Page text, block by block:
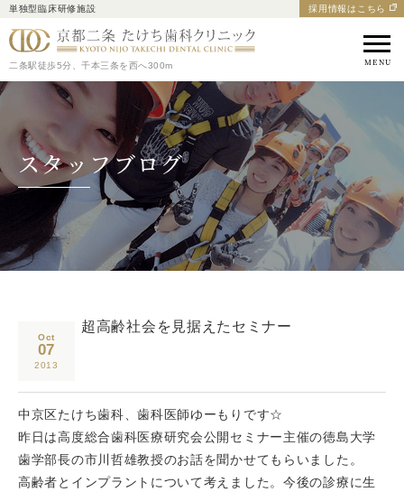
単独型臨床研修施設 採用情報はこちら
京都市中京区の歯医者
二条駅徒歩5分、千本三条を西へ300m
スタッフブログ
Oct
07
2013
超高齢社会を見据えたセミナー
中京区たけち歯科、歯科医師ゆーもりです☆
昨日は高度総合歯科医療研究会公開セミナー主催の徳島大学
歯学部長の市川哲雄教授のお話を聞かせてもらいました。
高齢者とインプラントについて考えました。今後の診療に生